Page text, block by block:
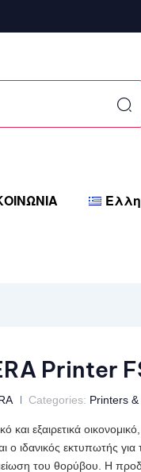
Printer
Categories: Printers
και εξαιρετικά
ο ιδανικός εκτυπωτής
του θορύβου. Η